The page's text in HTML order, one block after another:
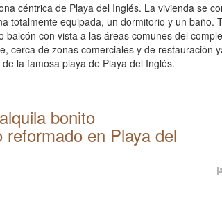
céntrica de Playa del Inglés. La vivienda se
totalmente equipada, un dormitorio y un baño.
balcón con vista a las áreas comunes del
cerca de zonas comerciales y de restauración
la famosa playa de Playa del Inglés.
bonito
reformado en Playa del